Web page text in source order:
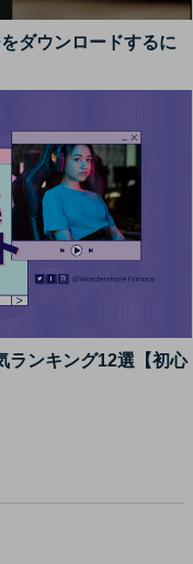
ダウンロードするに
ランキング12選【初心